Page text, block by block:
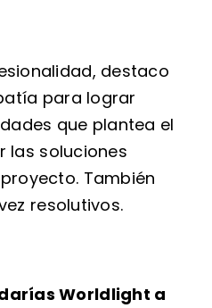
destaco
para lograr
que plantea el
las soluciones
También
resolutivos.
Worldlight a